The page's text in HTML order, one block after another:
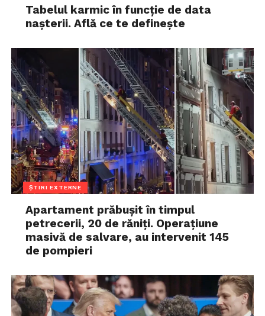
Tabelul karmic în funcție de data
nașterii. Află ce te definește
ȘTIRI EXTERNE
Apartament prăbușit în timpul
petrecerii, 20 de răniți. Operațiune
masivă de salvare, au intervenit 145
de pompieri